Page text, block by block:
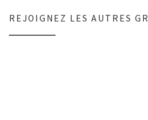
REJOIGNEZ LES AUTRES